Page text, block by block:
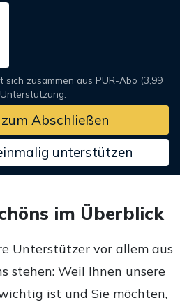
zusammen aus PUR-Abo (3,99
Abschließen
unterstützen
im Überblick
Unterstützer vor allem aus
stehen: Weil Ihnen unsere
ist und Sie möchten,